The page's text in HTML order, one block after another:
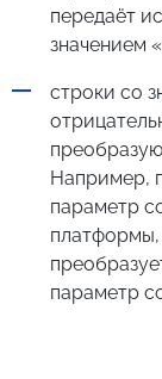
передаёт
значением
строки со
Например,
параметр
параметр